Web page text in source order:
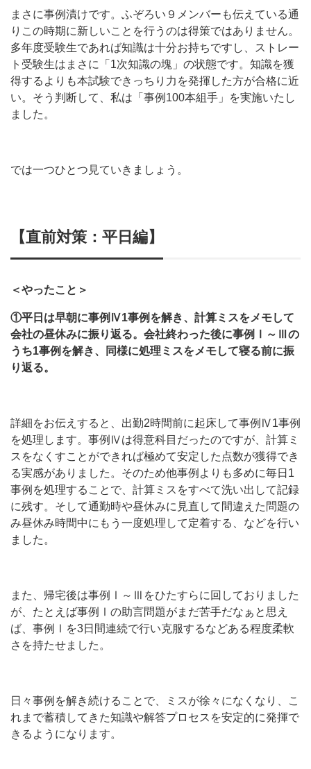
まさに事例漬けです。ふぞろい９メンバーも伝えている通
りこの時期に新しいことを行うのは得策ではありません。
多年度受験生であれば知識は十分お持ちですし、ストレー
ト受験生はまさに「1次知識の塊」の状態です。知識を獲
得するよりも本試験できっちり力を発揮した方が合格に近
い。そう判断して、私は「事例100本組手」を実施いたし
ました。
では一つひとつ見ていきましょう。
【直前対策： 平日編】
＜やったこと＞
①平日は早朝に事例Ⅳ1事例を解き、計算ミスをメモして
会社の昼休みに振り返る。会社終わった後に事例Ⅰ～Ⅲの
うち1事例を解き、同様に処理ミスをメモして寝る前に振
り返る。
詳細をお伝えすると、出勤2時間前に起床して事例Ⅳ1事例
を処理します。事例Ⅳは得意科目だったのですが、計算ミ
スをなくすことができれば極めて安定した点数が獲得でき
る実感がありました。そのため他事例よりも多めに毎日1
事例を処理することで、計算ミスをすべて洗い出して記録
に残す。そして通勤時や昼休みに見直して間違えた問題の
み昼休み時間中にもう一度処理して定着する、などを行い
ました。
また、帰宅後は事例Ⅰ～Ⅲをひたすらに回しておりました
が、たとえば事例Ⅰの助言問題がまだ苦手だなぁと思え
ば、事例Ⅰを3日間連続で行い克服するなどある程度柔軟
さを持たせました。
日々事例を解き続けることで、ミスが徐々になくなり、こ
れまで蓄積してきた知識や解答プロセスを安定的に発揮で
きるようになります。